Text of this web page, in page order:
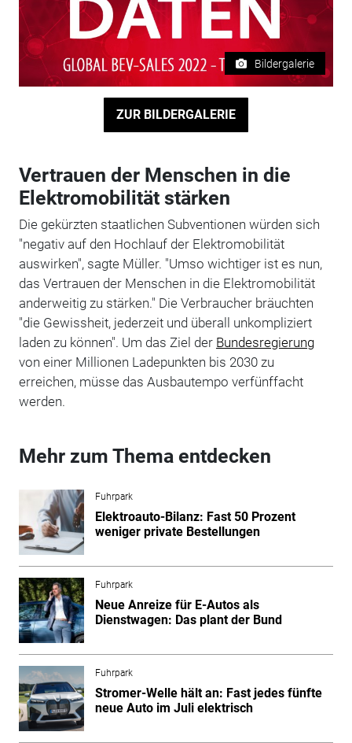
Bildergalerie
ZUR BILDERGALERIE
Vertrauen der Menschen in die
Elektromobilität stärken
Die gekürzten staatlichen Subventionen würden sich
"negativ auf den Hochlauf der Elektromobilität
auswirken", sagte Müller. "Umso wichtiger ist es nun,
das Vertrauen der Menschen in die Elektromobilität
anderweitig zu stärken." Die Verbraucher bräuchten
"die Gewissheit, jederzeit und überall unkompliziert
laden zu können". Um das Ziel der Bundesregierung
von einer Millionen Ladepunkten bis 2030 zu
erreichen, müsse das Ausbautempo verfünffacht
werden.
Mehr zum Thema entdecken
Fuhrpark
Elektroauto-Bilanz: Fast 50 Prozent
weniger private Bestellungen
Fuhrpark
Neue Anreize für E-Autos als
Dienstwagen: Das plant der Bund
Fuhrpark
Stromer-Welle hält an: Fast jedes fünfte
neue Auto im Juli elektrisch